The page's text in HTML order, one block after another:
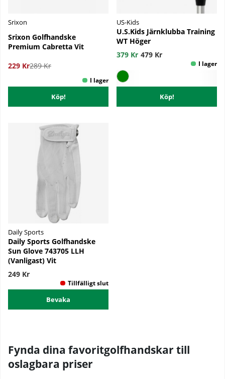
Srixon
Srixon Golfhandske
Premium Cabretta Vit
229 Kr289 Kr
Köp!
US-Kids
U.S.Kids Järnklubba Training
WT Höger
379 Kr 479 Kr
Köp!
Daily Sports
Daily Sports Golfhandske
Sun Glove 743705 LLH
(Vanligast) Vit
249 Kr
Bevaka
Fynda dina favoritgolfhandskar till
oslagbara priser